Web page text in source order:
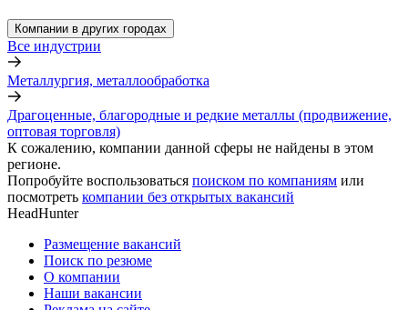
Компании в других городах
Все индустрии
Металлургия, металлообработка
Драгоценные, благородные и редкие металлы (продвижение,
оптовая торговля)
К сожалению, компании данной сферы не найдены в этом
регионе.
Попробуйте воспользоваться поиском по компаниям или
посмотреть компании без открытых вакансий
HeadHunter
Размещение вакансий
Поиск по резюме
О компании
Наши вакансии